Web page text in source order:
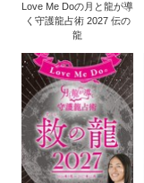
Love Me Doの月と龍が導
く守護龍占術 2027 伝の
龍